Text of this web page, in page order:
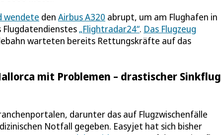
wendete den Airbus A320 abrupt, um am Flughafen in
Flugdatendienstes „Flightradar24“. Das Flugzeug
warteten bereits Rettungskräfte auf das
mit Problemen – drastischer Sinkflug
darunter das auf Flugzwischenfälle
Notfall gegeben. Easyjet hat sich bisher